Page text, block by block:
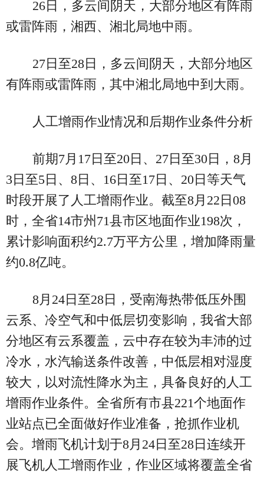
26日，多云间阴天，大部分地区有阵雨
或雷阵雨，湘西、湘北局地中雨。
27日至28日，多云间阴天，大部分地区
有阵雨或雷阵雨，其中湘北局地中到大雨。
人工增雨作业情况和后期作业条件分析
前期7月17日至20日、27日至30日，8月
3日至5日、8日、16日至17日、20日等天气
时段开展了人工增雨作业。截至8月22日08
时，全省14市州71县市区地面作业198次，
累计影响面积约2.7万平方公里，增加降雨量
约0.8亿吨。
8月24日至28日，受南海热带低压外围
云系、冷空气和中低层切变影响，我省大部
分地区有云系覆盖，云中存在较为丰沛的过
冷水，水汽输送条件改善，中低层相对湿度
较大，以对流性降水为主，具备良好的人工
增雨作业条件。全省所有市县221个地面作
业站点已全面做好作业准备，抢抓作业机
会。增雨飞机计划于8月24日至28日连续开
展飞机人工增雨作业，作业区域将覆盖全省